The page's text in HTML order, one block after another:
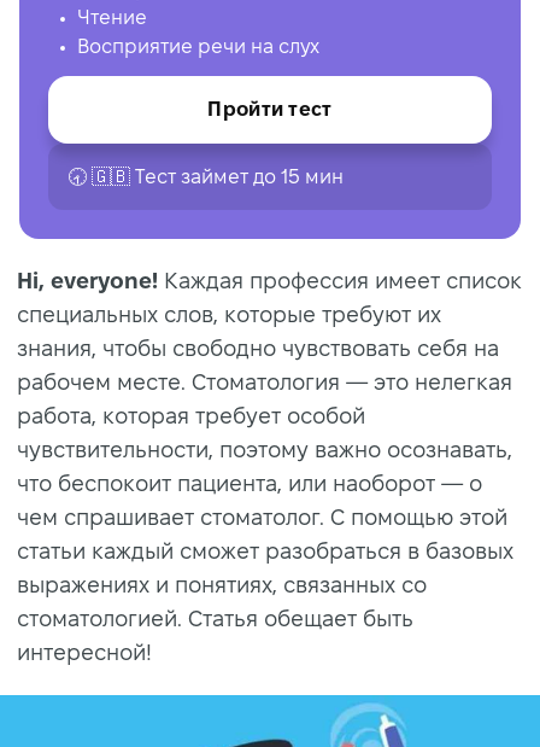
Чтение
Восприятие речи на слух
Пройти тест
🕣 🇬🇧 Tест займет до 15 мин
Hi, everyone! Каждая профессия имеет список
специальных слов, которые требуют их
знания, чтобы свободно чувствовать себя на
рабочем месте. Стоматология — это нелегкая
работа, которая требует особой
чувствительности, поэтому важно осознавать,
что беспокоит пациента, или наоборот — о
чем спрашивает стоматолог. С помощью этой
статьи каждый сможет разобраться в базовых
выражениях и понятиях, связанных со
стоматологией. Статья обещает быть
интересной!